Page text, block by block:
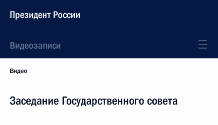
Президент России
Видеозаписи
Видео
Заседание Государственного совета